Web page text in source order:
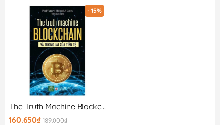
-Vì sao điện thoai có thể truyền âm thanh ?
-Vì sao lật đật không bao giờ bị đổ ?
Tiến sĩ Meo sẽ trả lời cho các em !
+ Minh hoạ dễ thương
+ Hình ảnh trực quan
+ Giải đáp chi tiết
- 15%
The Truth Machine Blockchain Và Tương Lai Của Tiền Tệ
160.650₫ 189.000₫